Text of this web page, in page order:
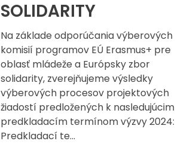
SOLIDARITY
Na základe odporúčania výberových
komisií programov EÚ Erasmus+ pre
oblasť mládeže a Európsky zbor
solidarity, zverejňujeme výsledky
výberových procesov projektových
žiadostí predložených k nasledujúcim
predkladacím termínom výzvy 2024:
Predkladací te...